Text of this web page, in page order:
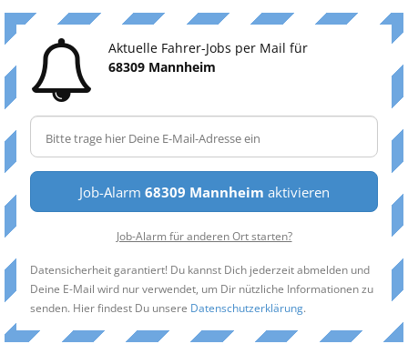
Aktuelle Fahrer-Jobs per Mail für
68309 Mannheim
Job-Alarm 68309 Mannheim aktivieren
Job-Alarm für anderen Ort starten?
Datensicherheit garantiert! Du kannst Dich jederzeit abmelden und
Deine E-Mail wird nur verwendet, um Dir nützliche Informationen zu
senden. Hier findest Du unsere Datenschutzerklärung.